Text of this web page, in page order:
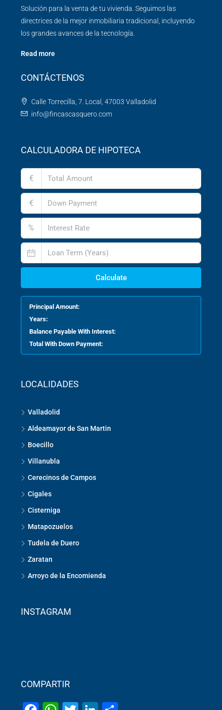
Solución para la venta de tu vivienda. Seguimos las
directrices de la mejor inmobiliaria tradicional, incluyendo
los grandes avances de la tecnología.
Read more
CONTÁCTENOS
Calle Torrecilla, 7. Local, 47003 Valladolid
info@fincascasquero.com
CALCULADORA DE HIPOTECA
€
€
%
Calculate
Principal Amount:
Years:
Balance Payable With Interest:
Total With Down Payment:
LOCALIDADES
Valladolid
Aldeamayor de San Martin
Boecillo
Villanubla
Cerecinos de Campos
Cigales
Cisterniga
Matapozuelos
Tudela de Duero
Zaratan
Arroyo de la Encomienda
INSTAGRAM
COMPARTIR